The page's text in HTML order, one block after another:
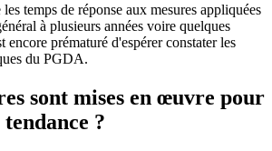
temps de réponse aux mesures appliquées
à plusieurs années voire quelques
encore prématuré d'espérer constater les
du PGDA.
sont mises en œuvre pour
?